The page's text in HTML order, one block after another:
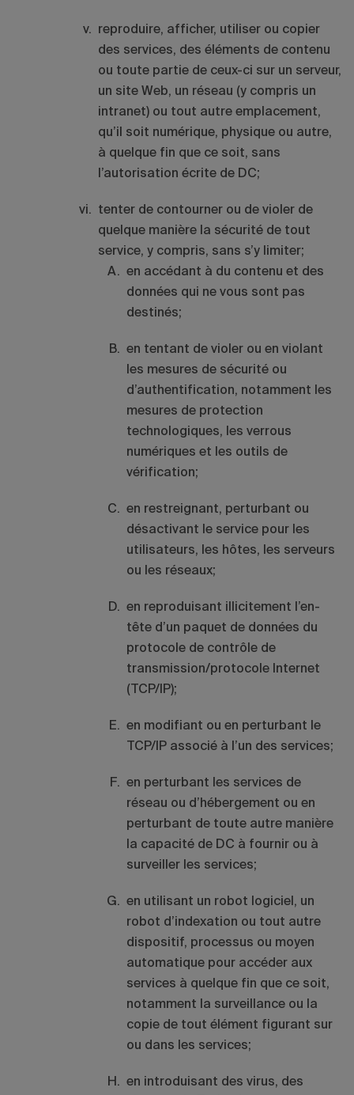
reproduire, afficher, utiliser ou copier
des services, des éléments de contenu
ou toute partie de ceux-ci sur un serveur,
un site Web, un réseau (y compris un
intranet) ou tout autre emplacement,
qu’il soit numérique, physique ou autre,
à quelque fin que ce soit, sans
l’autorisation écrite de DC;
tenter de contourner ou de violer de
quelque manière la sécurité de tout
service, y compris, sans s’y limiter;
en accédant à du contenu et des
données qui ne vous sont pas
destinés;
en tentant de violer ou en violant
les mesures de sécurité ou
d’authentification, notamment les
mesures de protection
technologiques, les verrous
numériques et les outils de
vérification;
en restreignant, perturbant ou
désactivant le service pour les
utilisateurs, les hôtes, les serveurs
ou les réseaux;
en reproduisant illicitement l’en-
tête d’un paquet de données du
protocole de contrôle de
transmission/protocole Internet
(TCP/IP);
en modifiant ou en perturbant le
TCP/IP associé à l’un des services;
en perturbant les services de
réseau ou d’hébergement ou en
perturbant de toute autre manière
la capacité de DC à fournir ou à
surveiller les services;
en utilisant un robot logiciel, un
robot d’indexation ou tout autre
dispositif, processus ou moyen
automatique pour accéder aux
services à quelque fin que ce soit,
notamment la surveillance ou la
copie de tout élément figurant sur
ou dans les services;
en introduisant des virus, des